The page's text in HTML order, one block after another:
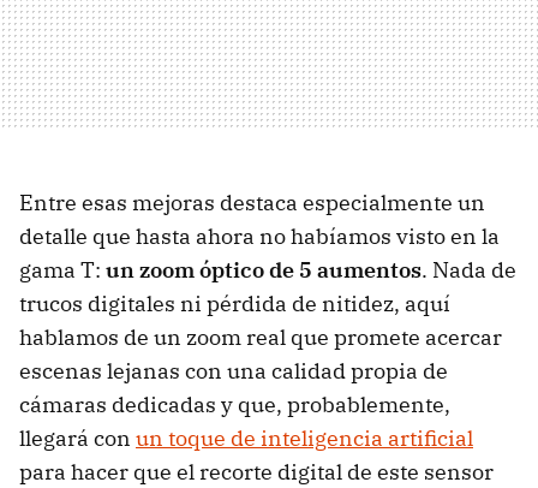
Entre esas mejoras destaca especialmente un
detalle que hasta ahora no habíamos visto en la
gama T: un zoom óptico de 5 aumentos. Nada de
trucos digitales ni pérdida de nitidez, aquí
hablamos de un zoom real que promete acercar
escenas lejanas con una calidad propia de
cámaras dedicadas y que, probablemente,
llegará con un toque de inteligencia artificial
para hacer que el recorte digital de este sensor